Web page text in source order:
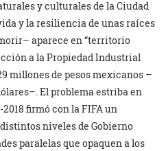
y culturales de la Ciudad
y la resiliencia de unas raíces
aparece en “territorio
a la Propiedad Industrial
millones de pesos mexicanos –
El problema estriba en
firmó con la FIFA un
niveles de Gobierno
paralelas que opaquen a los